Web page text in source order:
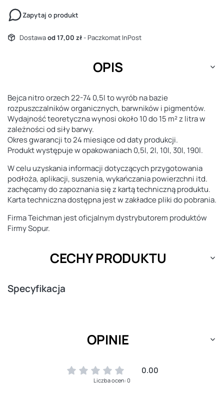
Zapytaj o produkt
Dostawaod 17,00 zł- Paczkomat InPost
OPIS
Bejca nitro orzech 22-74 0,5l to wyrób na bazie
rozpuszczalników organicznych, barwników i pigmentów.
Wydajność teoretyczna wynosi około 10 do 15 m² z litra w
zależności od siły barwy.
Okres gwarancji to 24 miesiące od daty produkcji.
Produkt występuje w opakowaniach 0,5l, 2l, 10l, 30l, 190l.
W celu uzyskania informacji dotyczących przygotowania
podłoża, aplikacji, suszenia, wykańczania powierzchni itd.
zachęcamy do zapoznania się z kartą techniczną produktu.
Karta techniczna dostępna jest w zakładce pliki do pobrania.
Firma Teichman jest oficjalnym dystrybutorem produktów
Firmy Sopur.
CECHY PRODUKTU
Specyfikacja
OPINIE
0.00
Liczba ocen: 0